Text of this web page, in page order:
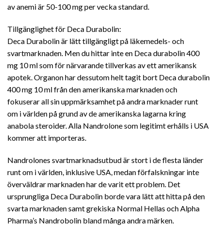
av anemi är 50-100 mg per vecka standard.
Tillgänglighet för Deca Durabolin:
Deca Durabolin är lätt tillgängligt på läkemedels- och
svartmarknaden. Men du hittar inte en Deca durabolin 400
mg 10 ml som för närvarande tillverkas av ett amerikansk
apotek. Organon har dessutom helt tagit bort Deca durabolin
400 mg 10 ml från den amerikanska marknaden och
fokuserar all sin uppmärksamhet på andra marknader runt
om i världen på grund av de amerikanska lagarna kring
anabola steroider. Alla Nandrolone som legitimt erhålls i USA
kommer att importeras.
Nandrolones svartmarknadsutbud är stort i de flesta länder
runt om i världen, inklusive USA, medan förfalskningar inte
överväldrar marknaden har de varit ett problem. Det
ursprungliga Deca Durabolin borde vara lätt att hitta på den
svarta marknaden samt grekiska Normal Hellas och Alpha
Pharma’s Nandrobolin bland många andra märken.